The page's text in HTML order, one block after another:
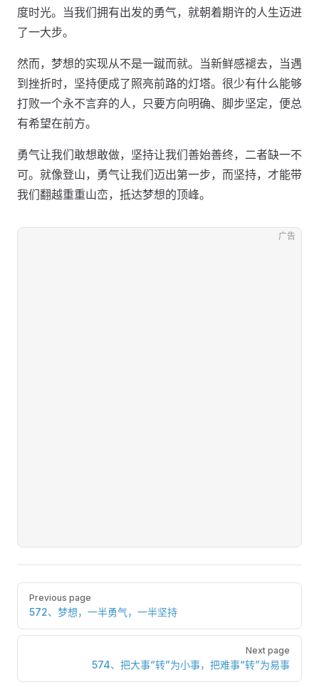
度时光。当我们拥有出发的勇气，就朝着期许的人生迈进
了一大步。
然而，梦想的实现从不是一蹴而就。当新鲜感褪去，当遇
到挫折时，坚持便成了照亮前路的灯塔。很少有什么能够
打败一个永不言弃的人，只要方向明确、脚步坚定，便总
有希望在前方。
勇气让我们敢想敢做，坚持让我们善始善终，二者缺一不
可。就像登山，勇气让我们迈出第一步，而坚持，才能带
我们翻越重重山峦，抵达梦想的顶峰。
广告
Pager
Previous page
572、梦想，一半勇气，一半坚持
Next page
574、把大事“转”为小事，把难事“转”为易事